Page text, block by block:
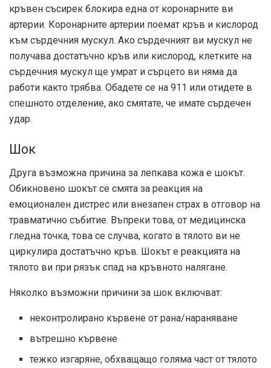
кръвен съсирек блокира една от коронарните ви
артерии. Коронарните артерии поемат кръв и кислород
към сърдечния мускул. Ако сърдечният ви мускул не
получава достатъчно кръв или кислород, клетките на
сърдечния мускул ще умрат и сърцето ви няма да
работи както трябва. Обадете се на 911 или отидете в
спешното отделение, ако смятате, че имате сърдечен
удар.
Шок
Друга възможна причина за лепкава кожа е шокът.
Обикновено шокът се смята за реакция на
емоционален дистрес или внезапен страх в отговор на
травматично събитие. Въпреки това, от медицинска
гледна точка, това се случва, когато в тялото ви не
циркулира достатъчно кръв. Шокът е реакцията на
тялото ви при рязък спад на кръвното налягане.
Няколко възможни причини за шок включват:
неконтролирано кървене от рана/нараняване
вътрешно кървене
тежко изгаряне, обхващащо голяма част от тялото